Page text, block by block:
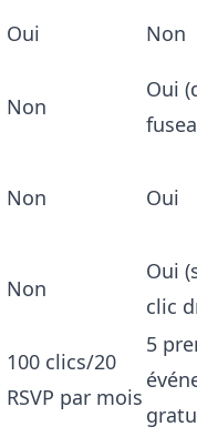
Oui Non
Non
Oui
Non Oui
Non
Oui
clic
100 clics/20
RSVP par mois
5